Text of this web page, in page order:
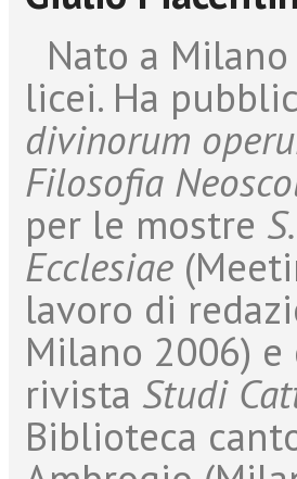
Nato a
licei. Ha
divinorum
Filosofia
per le mostre
Ecclesiae
lavoro di
Milano 2006)
rivista Studi
Biblioteca